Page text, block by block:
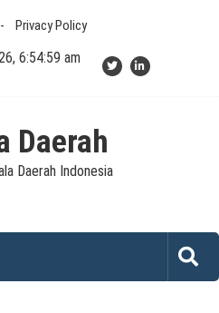
Privacy Policy
6:54:59 am
Daerah
Daerah Indonesia